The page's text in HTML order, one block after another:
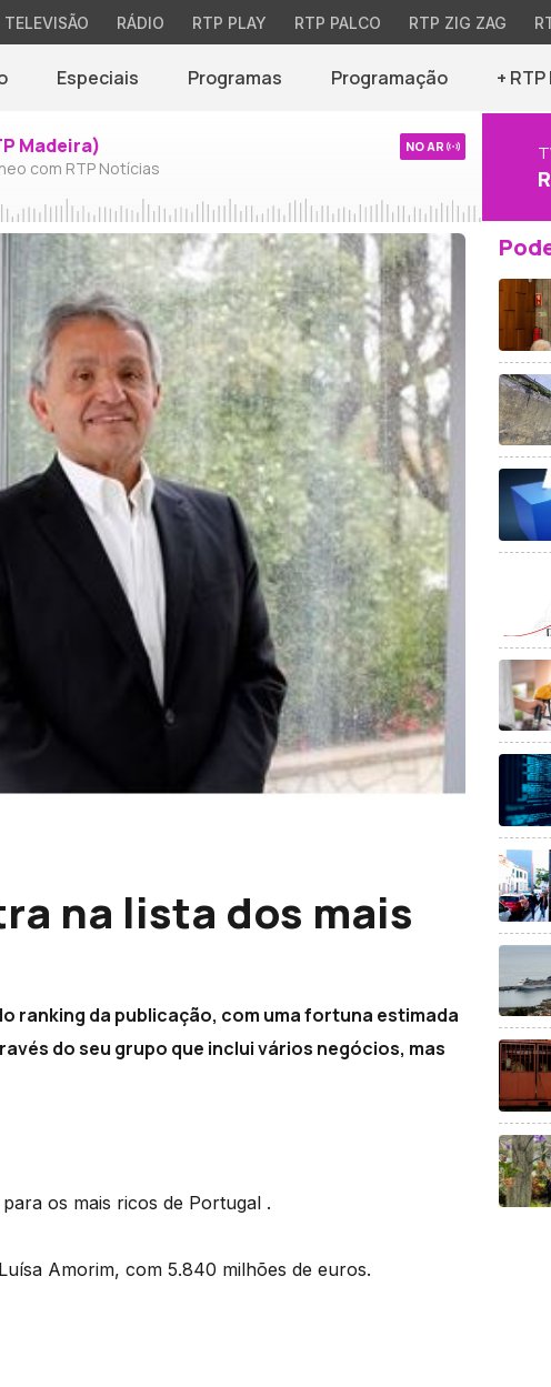
TELEVISÃO RÁDIO RTP PLAY RTP PALCO RTP ZIG ZAG
Especiais Programas Programação +
Madeira)
com RTP Notícias
NO AR
na lista dos mais
ranking da publicação, com uma fortuna estimada
do seu grupo que inclui vários negócios, mas
os mais ricos de Portugal .
Amorim, com 5.840 milhões de euros.